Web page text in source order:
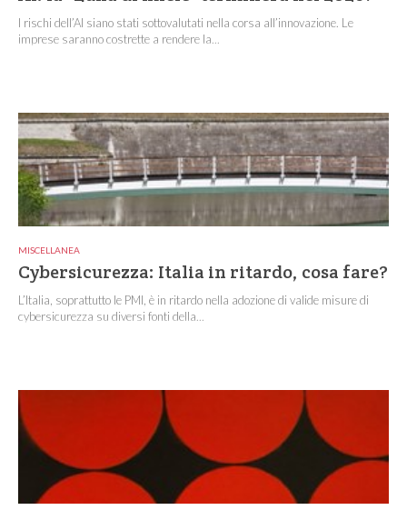
I rischi dell’AI siano stati sottovalutati nella corsa all’innovazione. Le
imprese saranno costrette a rendere la...
MISCELLANEA
Cybersicurezza: Italia in ritardo, cosa fare?
L’Italia, soprattutto le PMI, è in ritardo nella adozione di valide misure di
cybersicurezza su diversi fonti della...